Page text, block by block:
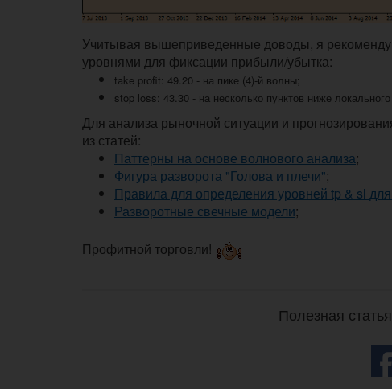
Учитывая вышеприведенные доводы, я
уровнями для фиксации прибыли/убытка:
take profit: 49.20 - на пике (4)-й волны;
stop loss: 43.30 - на несколько пунктов ниже локального
Для анализа рыночной ситуации и
из статей:
Паттерны на основе волнового анализа;
Фигура разворота "Голова и плечи";
Правила для определения уровней tp & sl
Разворотные свечные модели;
Профитной торговли!
Полезная